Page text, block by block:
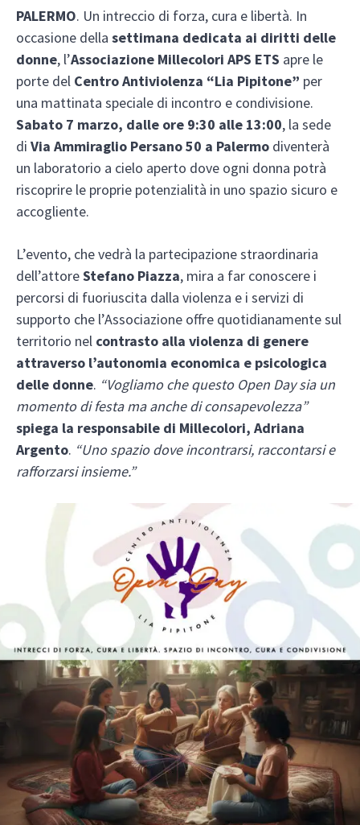
PALERMO. Un intreccio di forza, cura e libertà. In
occasione della settimana dedicata ai diritti delle
donne, l’Associazione Millecolori APS ETS apre le
porte del Centro Antiviolenza “Lia Pipitone” per
una mattinata speciale di incontro e condivisione.
Sabato 7 marzo, dalle ore 9:30 alle 13:00, la sede
di Via Ammiraglio Persano 50 a Palermo diventerà
un laboratorio a cielo aperto dove ogni donna potrà
riscoprire le proprie potenzialità in uno spazio sicuro e
accogliente.
L’evento, che vedrà la partecipazione straordinaria
dell’attoreStefano Piazza, mira a far conoscere i
percorsi di fuoriuscita dalla violenza e i servizi di
supporto che l’Associazione offre quotidianamente sul
territorio nel contrasto alla violenza di genere
attraverso l’autonomia economica e psicologica
delle donne. “Vogliamo che questo Open Day sia un
momento di festa ma anche di consapevolezza”
spiega la responsabile di Millecolori, Adriana
Argento. “Uno spazio dove incontrarsi, raccontarsi e
rafforzarsi insieme.”